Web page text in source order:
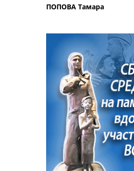
ПОПОВА Тамара